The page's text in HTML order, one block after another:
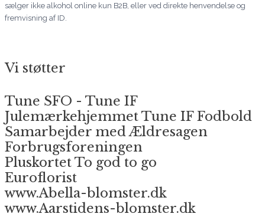
sælger ikke alkohol online kun B2B, eller ved direkte henvendelse og
fremvisning af ID.
Vi støtter
Tune SFO - Tune IF
Julemærkehjemmet Tune IF Fodbold
Samarbejder med Ældresagen
Forbrugsforeningen
Pluskortet To god to go
Euroflorist
www.Abella-blomster.dk
www.Aarstidens-blomster.dk